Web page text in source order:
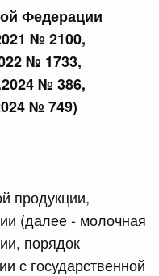
Федерации
№ 2100,
№ 1733,
№ 386,
№ 749)
продукции,
(далее - молочная
порядок
с государственной